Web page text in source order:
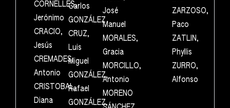
CORNELLES,
Jerónimo
CRACIO,
Jesús
CREMADES,
Antonio
CRISTOBAL,
Diana
Carlos
GONZÁLEZ
CRUZ,
Luis
Miguel
GONZÁLEZ,
Rafael
GONZÁLEZ,
José
Manuel
MORALES,
Gracia
MORCILLO,
Antonio
MORENO
ZARZOSO,
Paco
ZATLIN,
Phyllis
ZURRO,
Alfonso